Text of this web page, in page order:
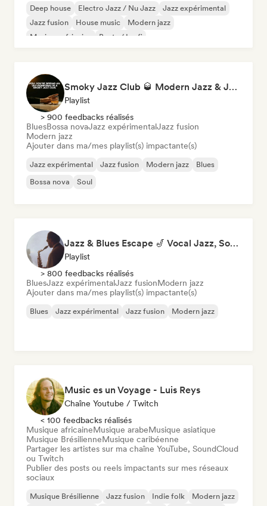
Deep house Electro Jazz / Nu Jazz
Jazz expérimental
Jazz fusion
House music
Modern jazz
Musique africaine
Beats / Lo-fi
Smoky Jazz Club 🥃 Modern Jazz & Jazz Fusion to Sip an Old Fashioned to
Playlist
> 900 feedbacks réalisés
BluesBossa novaJazz expérimentalJazz fusion
Modern jazz
Ajouter dans ma/mes playlist(s) impactante(s)
Jazz expérimental Jazz fusion Modern jazz
Blues
Bossa nova
Soul
Jazz & Blues Escape 🎷 Vocal Jazz, Soul Blues & Classic Standards
Playlist
> 800 feedbacks réalisés
BluesJazz expérimentalJazz fusionModern jazz
Ajouter dans ma/mes playlist(s) impactante(s)
Blues Jazz expérimental Jazz fusion Modern jazz
Music es un Voyage - Luis Reys
Chaîne Youtube / Twitch
< 100 feedbacks réalisés
Musique africaineMusique arabeMusique asiatique
Musique BrésilienneMusique caribéenne
Partager les artistes sur ma chaîne YouTube, SoundCloud
ou Twitch
Publier des posts ou reels impactants sur mes réseaux
sociaux
Musique Brésilienne Jazz fusion Indie folk Modern jazz